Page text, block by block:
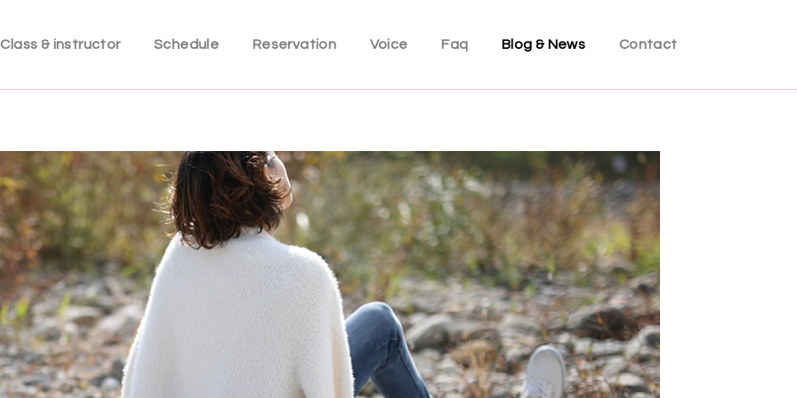
Class & instructor Schedule Reservation Voice Faq Blog & News Contact